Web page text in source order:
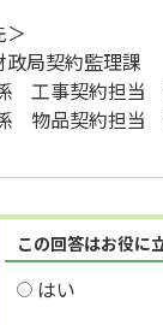
＞
局契約監理課
工事契約担当
物品契約担当
この回答はお役に
はい